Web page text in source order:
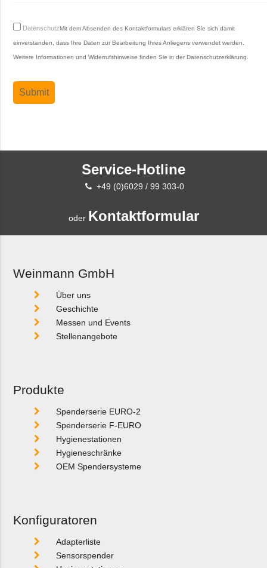
DatenschutzMit dem Absenden des Kontaktformulars erklären Sie sich damit
einverstanden, dass Ihre Daten zur Bearbeitung Ihres Anliegens verwendet werden.
Weitere Informationen und Widerrufshinweise finden Sie in derDatenschutzerklärung
Service-Hotline
+49 (0)6029 / 99 303-0
oder Kontaktformular
Weinmann GmbH
Über uns
Geschichte
Messen und Events
Stellenangebote
Produkte
Spenderserie EURO-2
Spenderserie F-EURO
Hygienestationen
Hygieneschränke
OEM Spendersysteme
Konfiguratoren
Adapterliste
Sensorspender